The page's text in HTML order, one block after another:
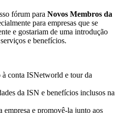
fórum para Novos Membros da
para empresas que se
e gostariam de uma introdução
e benefícios.
conta ISNetworld e tour da
da ISN e benefícios inclusos na
empresa e promovê-la junto aos